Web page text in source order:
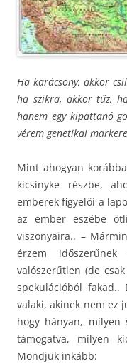
Ha karácsony, akkor
ha szikra, akkor tűz,
hanem egy kipattanó
vérem genetikai
Mint ahogyan
kicsinyke részbe,
emberek figyelői a
az ember eszébe
viszonyaira.. –
érzem
valószerűtlen (de
spekulációból
valaki, akinek nem ez
hogy hányan, milyen
támogatva, milyen
Mondjuk inkább: